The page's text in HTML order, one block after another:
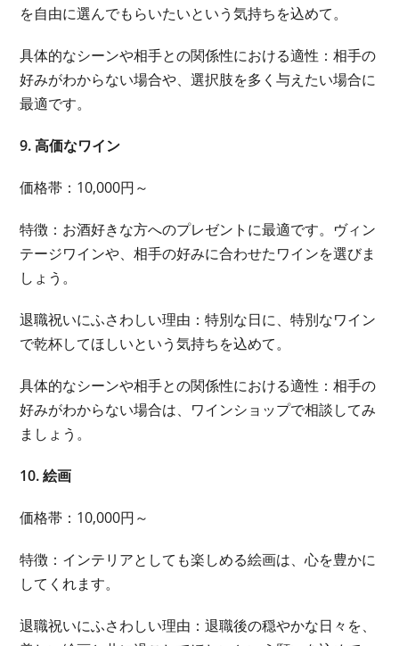
を自由に選んでもらいたいという気持ちを込めて。
具体的なシーンや相手との関係性における適性：相手の
好みがわからない場合や、選択肢を多く与えたい場合に
最適です。
9. 高価なワイン
価格帯：10,000円～
特徴：お酒好きな方へのプレゼントに最適です。ヴィン
テージワインや、相手の好みに合わせたワインを選びま
しょう。
退職祝いにふさわしい理由：特別な日に、特別なワイン
で乾杯してほしいという気持ちを込めて。
具体的なシーンや相手との関係性における適性：相手の
好みがわからない場合は、ワインショップで相談してみ
ましょう。
10. 絵画
価格帯：10,000円～
特徴：インテリアとしても楽しめる絵画は、心を豊かに
してくれます。
退職祝いにふさわしい理由：退職後の穏やかな日々を、